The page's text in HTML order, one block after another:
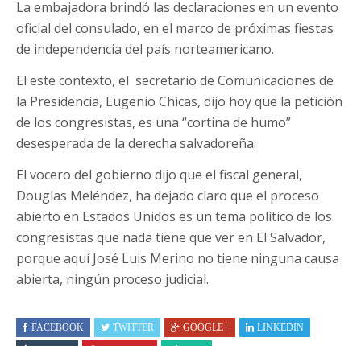
La embajadora brindó las declaraciones en un evento
oficial del consulado, en el marco de próximas fiestas
de independencia del país norteamericano.
El este contexto, el secretario de Comunicaciones de
la Presidencia, Eugenio Chicas, dijo hoy que la petición
de los congresistas, es una “cortina de humo”
desesperada de la derecha salvadoreña.
El vocero del gobierno dijo que el fiscal general,
Douglas Meléndez, ha dejado claro que el proceso
abierto en Estados Unidos es un tema político de los
congresistas que nada tiene que ver en El Salvador,
porque aquí José Luis Merino no tiene ninguna causa
abierta, ningún proceso judicial.
FACEBOOK TWITTER GOOGLE+
LINKEDIN